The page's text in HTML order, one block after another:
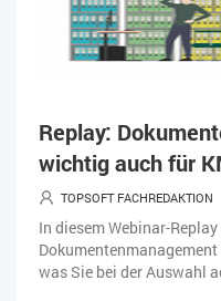
Replay:
wichtig auch für
TOPSOFT FACHREDAKTION
In diesem Webinar-
was Sie bei der Auswahl